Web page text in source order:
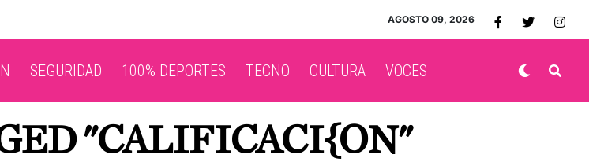
AGOSTO 09, 2026
SEGURIDAD 100% DEPORTES TECNO CULTURA VOCES
"CALIFICACI{ON"